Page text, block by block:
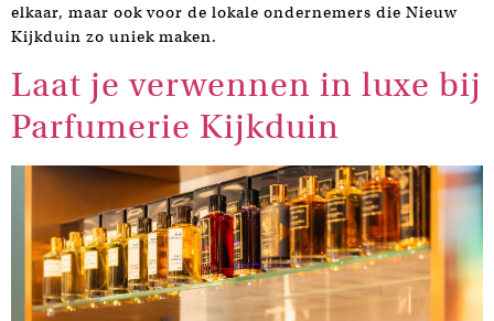
elkaar, maar ook voor de lokale ondernemers die Nieuw
Kijkduin zo uniek maken.
Laat je verwennen in luxe bij
Parfumerie Kijkduin